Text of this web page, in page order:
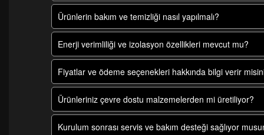
Ürünlerin bakım ve temizliği nasıl yapılmalı?
Enerji verimliliği ve izolasyon özellikleri mevcut mu?
Fiyatlar ve ödeme seçenekleri hakkında bilgi verir
Ürünleriniz çevre dostu malzemelerden mi üretiliyor?
Kurulum sonrası servis ve bakım desteği sağlıyor